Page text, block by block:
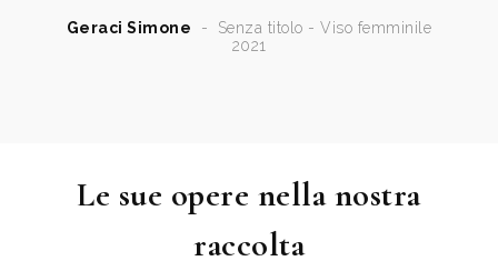
Geraci Simone -
Senza titolo - Viso femminile
2021
Le sue opere nella nostra
raccolta